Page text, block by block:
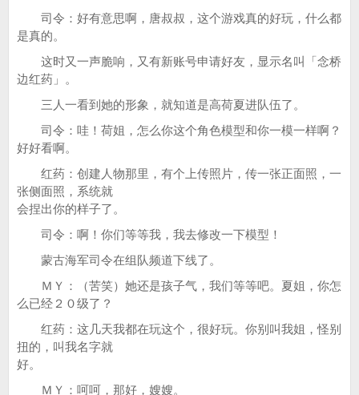
司令：好有意思啊，唐叔叔，这个游戏真的好玩，什么都
是真的。
这时又一声脆响，又有新账号申请好友，显示名叫「念桥
边红药」。
三人一看到她的形象，就知道是高荷夏进队伍了。
司令：哇！荷姐，怎么你这个角色模型和你一模一样啊？
好好看啊。
红药：创建人物那里，有个上传照片，传一张正面照，一
张侧面照，系统就
会捏出你的样子了。
司令：啊！你们等等我，我去修改一下模型！
蒙古海军司令在组队频道下线了。
ＭＹ：（苦笑）她还是孩子气，我们等等吧。夏姐，你怎
么已经２０级了？
红药：这几天我都在玩这个，很好玩。你别叫我姐，怪别
扭的，叫我名字就
好。
ＭＹ：呵呵，那好，嫂嫂。